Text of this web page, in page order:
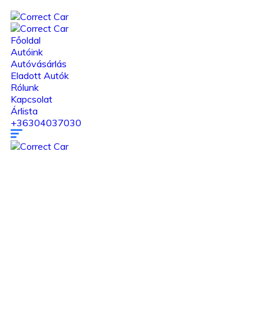
Főoldal
Autóink
Autóvásárlás
Eladott Autók
Rólunk
Kapcsolat
Árlista
+36304037030